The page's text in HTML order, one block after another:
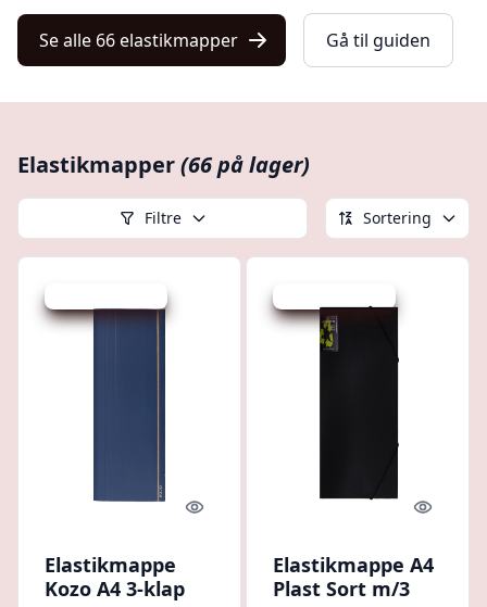
Se alle 66 elastikmapper Gå til guiden
Elastikmapper(66 på lager)
Filtre Sortering
Quick look
Elastikmappe
Kozo A4 3-klap
Quick
Elastikmappe A4
Plast Sort m/3